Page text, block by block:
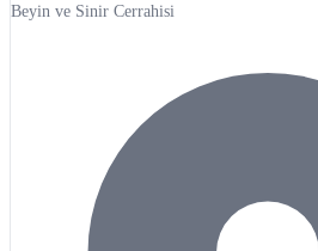
Beyin ve Sinir Cerrahisi